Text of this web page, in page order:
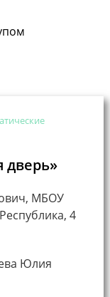
дверь»
МБОУ
4
Юлия